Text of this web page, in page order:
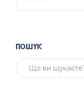
Пошук